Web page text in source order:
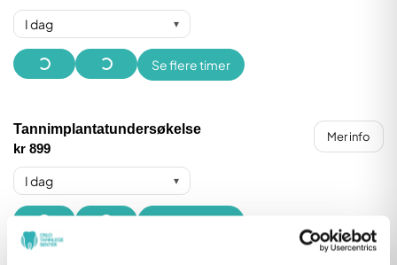
I dag ▾
Se flere timer
Tannimplantatundersøkelse
kr 899
Mer info
I dag ▾
Se flere timer